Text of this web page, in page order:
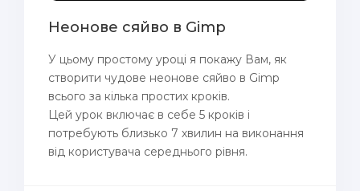
Неонове сяйво в Gimp
У цьому простому уроці я покажу Вам, як
створити чудове неонове сяйво в Gimp
всього за кілька простих кроків.
Цей урок включає в себе 5 кроків і
потребують близько 7 хвилин на виконання
від користувача середнього рівня.